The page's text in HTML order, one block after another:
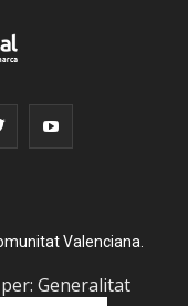
Valenciana.
Generalitat